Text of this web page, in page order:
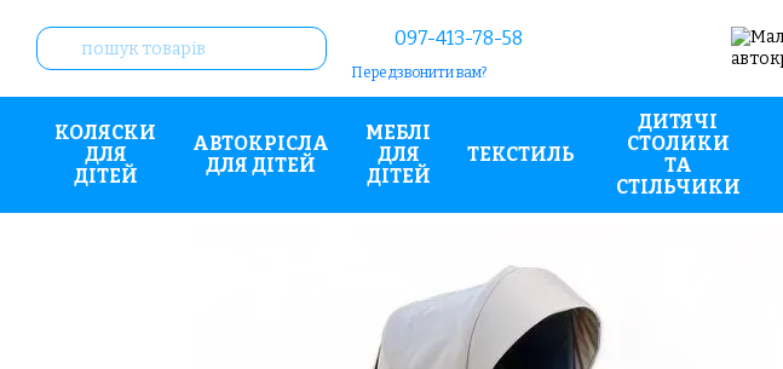
097-413-78-58
Передзвонити вам?
КОЛЯСКИ
ДЛЯ
ДІТЕЙ
АВТОКРІСЛА
ДЛЯ ДІТЕЙ
МЕБЛІ
ДЛЯ
ДІТЕЙ
ТЕКСТИЛЬ
ДИТЯЧІ
СТОЛИКИ
ТА
СТІЛЬЧИКИ